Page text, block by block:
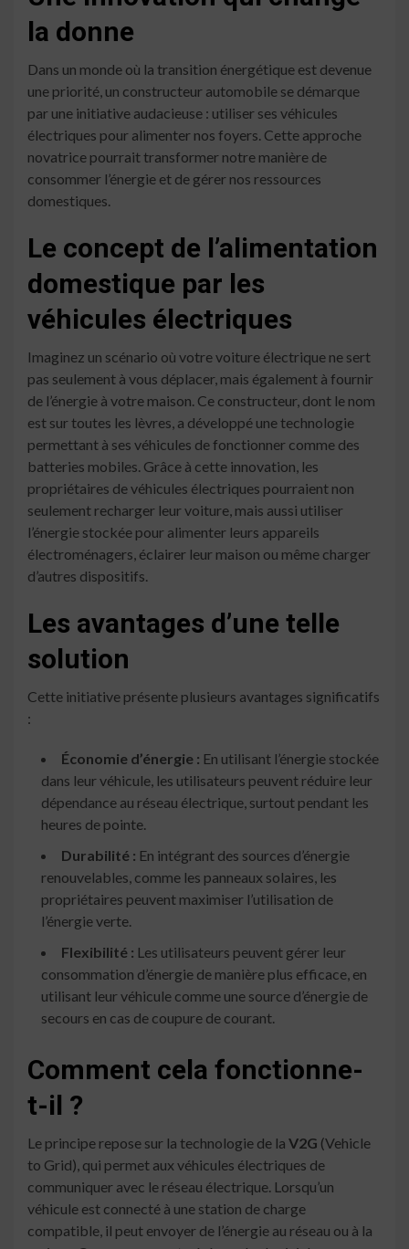
la donne
Dans un monde où la transition énergétique est devenue
une priorité, un constructeur automobile se démarque
par une initiative audacieuse : utiliser ses véhicules
électriques pour alimenter nos foyers. Cette approche
novatrice pourrait transformer notre manière de
consommer l’énergie et de gérer nos ressources
domestiques.
Le concept de l’alimentation
domestique par les
véhicules électriques
Imaginez un scénario où votre voiture électrique ne sert
pas seulement à vous déplacer, mais également à fournir
de l’énergie à votre maison. Ce constructeur, dont le nom
est sur toutes les lèvres, a développé une technologie
permettant à ses véhicules de fonctionner comme des
batteries mobiles. Grâce à cette innovation, les
propriétaires de véhicules électriques pourraient non
seulement recharger leur voiture, mais aussi utiliser
l’énergie stockée pour alimenter leurs appareils
électroménagers, éclairer leur maison ou même charger
d’autres dispositifs.
Les avantages d’une telle
solution
Cette initiative présente plusieurs avantages significatifs
:
Économie d’énergie : En utilisant l’énergie stockée
dans leur véhicule, les utilisateurs peuvent réduire leur
dépendance au réseau électrique, surtout pendant les
heures de pointe.
Durabilité : En intégrant des sources d’énergie
renouvelables, comme les panneaux solaires, les
propriétaires peuvent maximiser l’utilisation de
l’énergie verte.
Flexibilité : Les utilisateurs peuvent gérer leur
consommation d’énergie de manière plus efficace, en
utilisant leur véhicule comme une source d’énergie de
secours en cas de coupure de courant.
Comment cela fonctionne-
t-il ?
Le principe repose sur la technologie de la V2G (Vehicle
to Grid), qui permet aux véhicules électriques de
communiquer avec le réseau électrique. Lorsqu’un
véhicule est connecté à une station de charge
compatible, il peut envoyer de l’énergie au réseau ou à la